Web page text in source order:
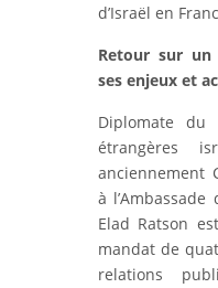
d’Israël en
Retour sur un
ses enjeux et
Diplomate du
étrangères
anciennement
à l’Ambassade
Elad Ratson
mandat de
relations